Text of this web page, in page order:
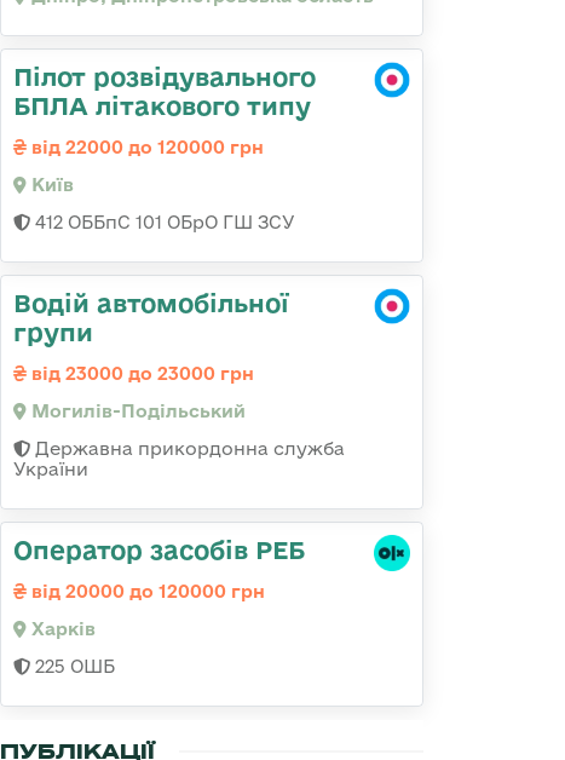
Пілот розвідувального
БПЛА літакового типу
від 22000 до 120000 грн
Київ
412 ОББпС 101 ОБрО ГШ ЗСУ
Водій автомобільної
групи
від 23000 до 23000 грн
Могилів-Подільський
Державна прикордонна служба
України
Оператор засобів РЕБ
від 20000 до 120000 грн
Харків
225 ОШБ
ПУБЛІКАЦІЇ